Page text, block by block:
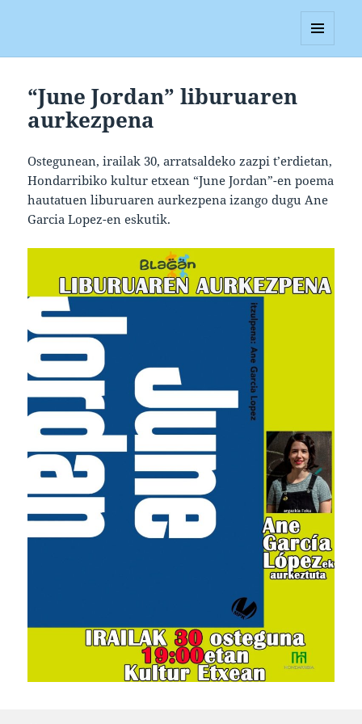
“June Jordan” liburuaren
aurkezpena
Ostegunean, irailak 30, arratsaldeko zazpi t’erdietan,
Hondarribiko kultur etxean “June Jordan”-en poema
hautatuen liburuaren aurkezpena izango dugu Ane
Garcia Lopez-en eskutik.